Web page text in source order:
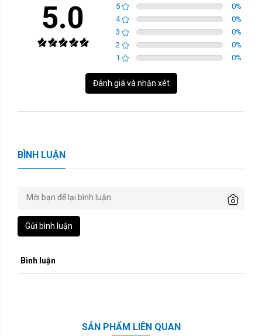
5.0 5 0%
4
0%
3
0%
2
0%
1
0%
Đánh giá và nhận xét
BÌNH LUẬN
Gửi bình luận
Bình luận
SẢN PHẨM LIÊN QUAN